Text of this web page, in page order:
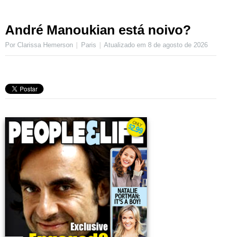
André Manoukian está noivo?
Por Clarissa Hemerson Paris Atualizado em8 de agosto de 2026